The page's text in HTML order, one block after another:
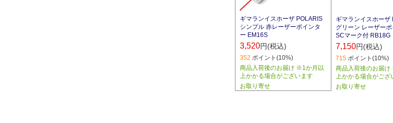
ギマランイスホーザ POLARIS
シンプル 赤レーザーポインタ
ー EM16S
3,520円(税込)
352 ポイント(10%)
商品入荷後のお届け ※1か月以
上かかる場合がございます
お取り寄せ
ギマランイスホーザ
グリーン レーザー
SCマーク付 RB18G
7,150円(税込)
715 ポイント(10%)
商品入荷後のお届
上かかる場合がござ
お取り寄せ